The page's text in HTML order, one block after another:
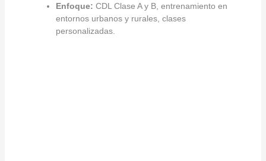
Enfoque: CDL Clase A y B, entrenamiento en
entornos urbanos y rurales, clases
personalizadas.